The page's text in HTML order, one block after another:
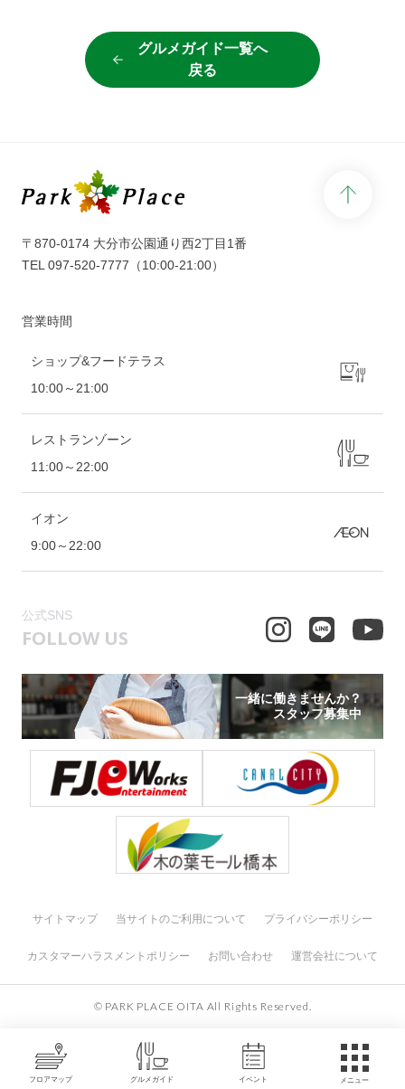
フロアマップ グルメガイド イベント メニュー
グルメガイド一覧へ
戻る
〒870-0174 大分市公園通り西2丁目1番
TEL097-520-7777 （10:00-21:00）
営業時間
ショップ&フードテラス
10:00～21:00
レストランゾーン
11:00～22:00
イオン
9:00～22:00
公式SNS
FOLLOW US
一緒に働きませんか？
スタッフ募集中
サイトマップ 当サイトのご利用について プライバシーポリシー
カスタマーハラスメントポリシー お問い合わせ 運営会社について
© PARK PLACE OITA All Rights Reserved.